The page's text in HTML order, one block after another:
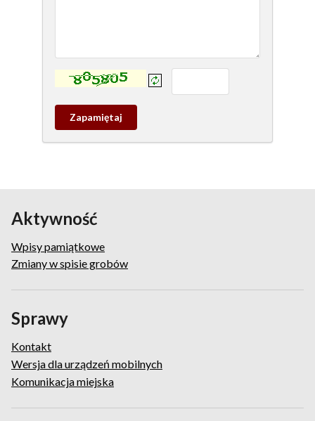
Kontrola - wprowadź tekst z obrazka:
Zapamietaj
wpis
Aktywność
Wpisy pamiątkowe
Zmiany w spisie grobów
Sprawy
Kontakt
Wersja dla urządzeń mobilnych
Komunikacja miejska